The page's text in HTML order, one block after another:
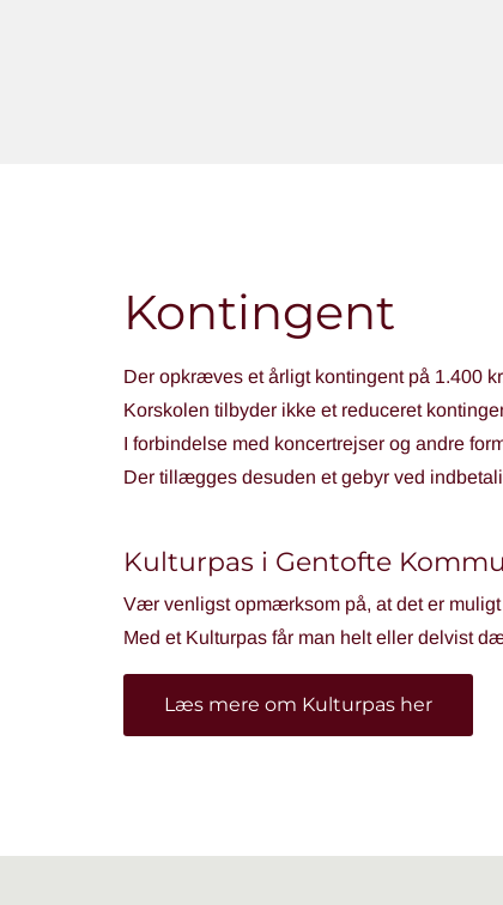
Kontingent
Der opkræves et årligt kontingent på 1.400
Korskolen tilbyder ikke et reduceret
I forbindelse med koncertrejser og andre
Der tillægges desuden et gebyr ved
Kulturpas i Gentofte
Vær venligst opmærksom på, at det er
Med et Kulturpas får man helt eller delvist
Læs mere om Kulturpas her